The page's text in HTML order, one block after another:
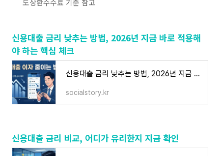
도상환수수료 기준 참고
신용대출 금리 낮추는 방법, 2026년 지금 바로 적용해
야 하는 핵심 체크
신용대출 금리 낮추는 방법, 2026년 지금 바로 적용해야 하는 핵심 체크
socialstory.kr
신용대출 금리 비교, 어디가 유리한지 지금 확인